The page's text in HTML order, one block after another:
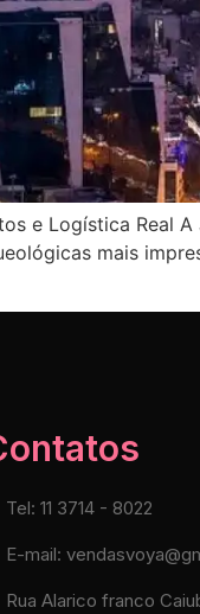
e Logística Real
mais
Tel: 11 3714 - 8022
E-mail:
Rua Alarico franco